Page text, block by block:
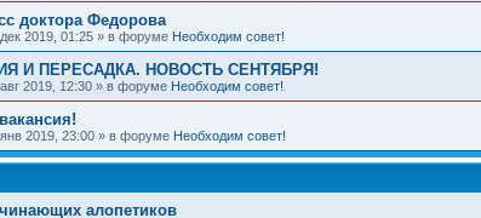
доктора Федорова
2019, 01:25 » в форуме Необходим совет!
И ПЕРЕСАДКА. НОВОСТЬ СЕНТЯБРЯ!
2019, 12:30 » в форуме Необходим совет!
2019, 23:00 » в форуме Необходим совет!
алопетиков